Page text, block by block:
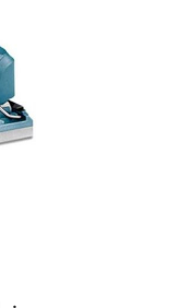
پرقدرت و سبک مجهز به
آلومینیوم مجهز به کلید ضد
مجهز به دکمه قفل کن برای
جهت طول عمر بیشتر دارای سه